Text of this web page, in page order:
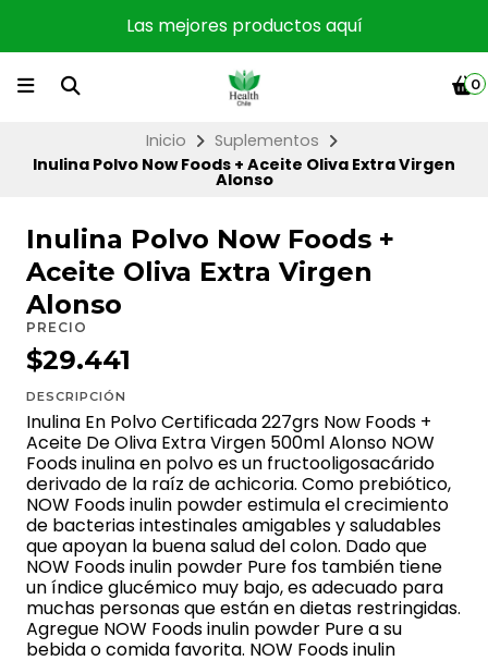
Las mejores productos aquí
0
Inicio
Suplementos
Inulina Polvo Now Foods + Aceite Oliva Extra Virgen
Alonso
Inulina Polvo Now Foods +
Aceite Oliva Extra Virgen
Alonso
PRECIO
$29.441
DESCRIPCIÓN
Inulina En Polvo Certificada 227grs Now Foods +
Aceite De Oliva Extra Virgen 500ml Alonso NOW
Foods inulina en polvo es un fructooligosacárido
derivado de la raíz de achicoria. Como prebiótico,
NOW Foods inulin powder estimula el crecimiento
de bacterias intestinales amigables y saludables
que apoyan la buena salud del colon. Dado que
NOW Foods inulin powder Pure fos también tiene
un índice glucémico muy bajo, es adecuado para
muchas personas que están en dietas restringidas.
Agregue NOW Foods inulin powder Pure a su
bebida o comida favorita. NOW Foods inulin